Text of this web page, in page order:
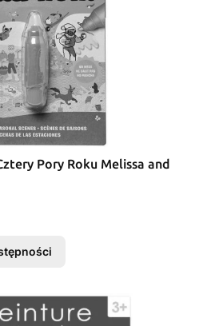
Pory Roku Melissa and